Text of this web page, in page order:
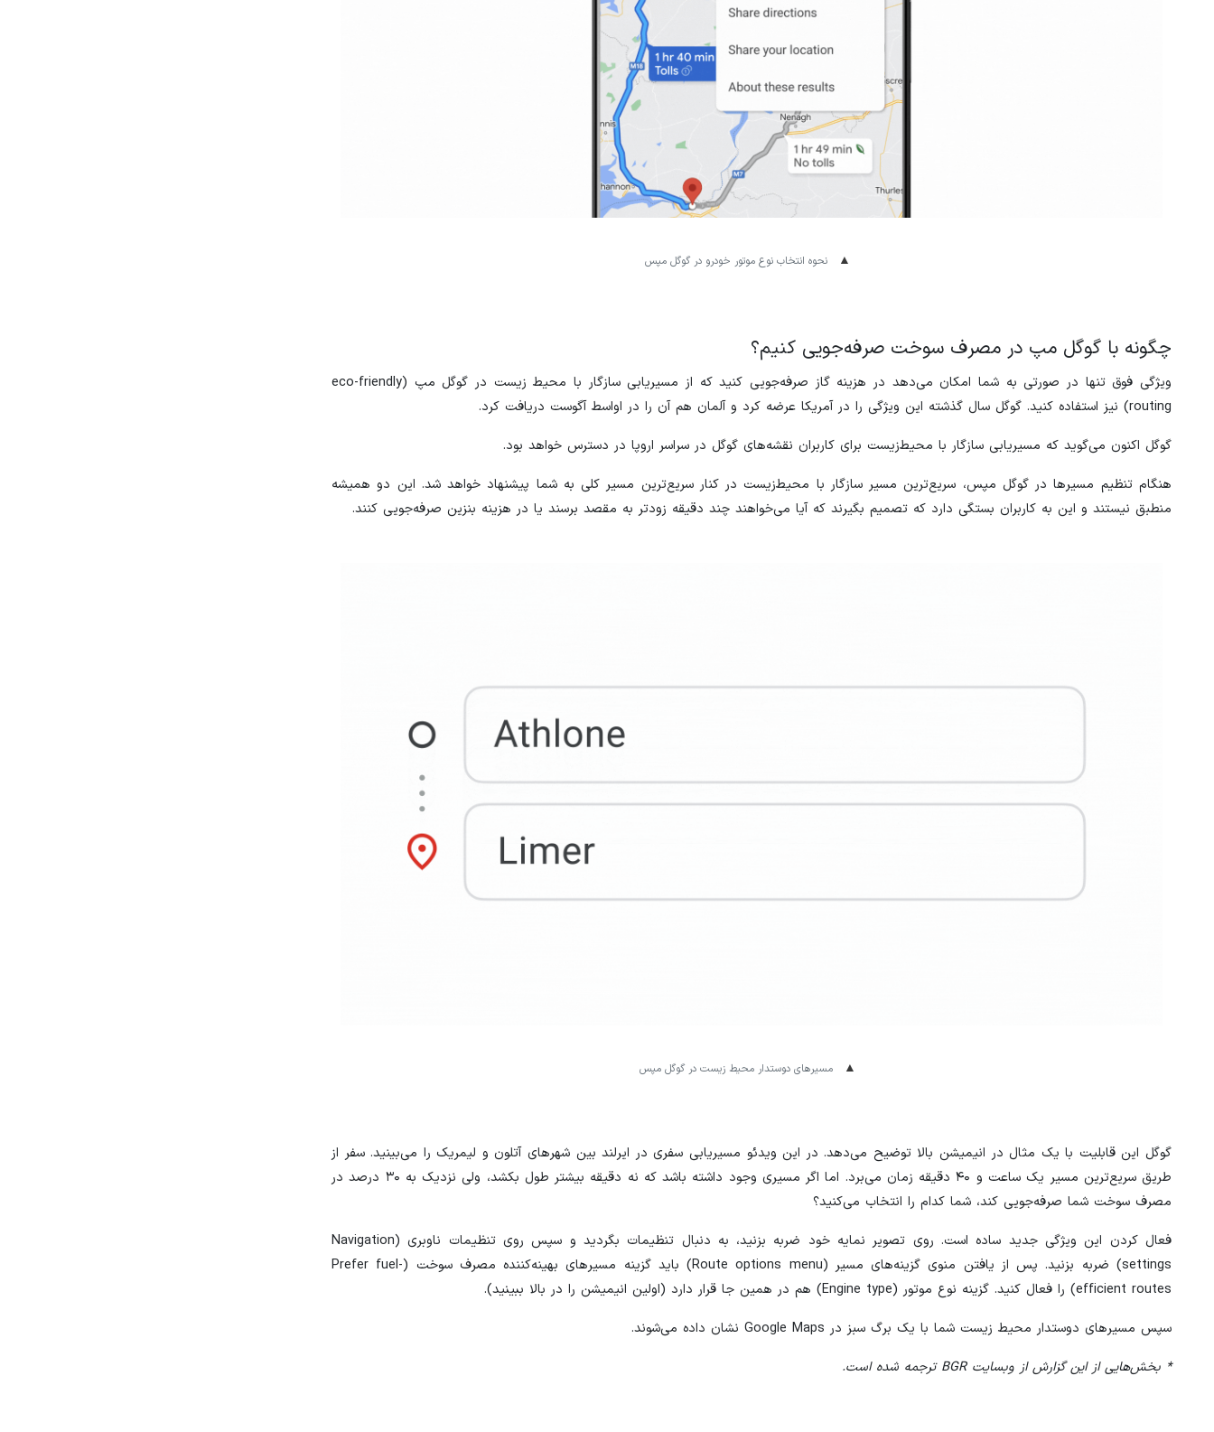
نحوه انتخاب نوع موتور خودرو در گوگل مپس
چگونه با گوگل مپ در مصرف سوخت صرفه‌جویی کنیم؟
ویژگی فوق تنها در صورتی به شما امکان می‌دهد در هزینه گاز صرفه‌جویی کنید که از مسیریابی سازگار با محیط زیست در گوگل مپ (eco-friendly
routing) نیز استفاده کنید. گوگل سال گذشته این ویژگی را در آمریکا عرضه کرد و آلمان هم آن را در اواسط آگوست دریافت کرد.
گوگل اکنون می‌گوید که مسیریابی سازگار با محیط‌زیست برای کاربران نقشه‌های گوگل در سراسر اروپا در دسترس خواهد بود.
هنگام تنظیم مسیرها در گوگل مپس، سریع‌ترین مسیر سازگار با محیط‌زیست در کنار سریع‌ترین مسیر کلی به شما پیشنهاد خواهد شد. این دو همیشه
منطبق نیستند و این به کاربران بستگی دارد که تصمیم بگیرند که آیا می‌خواهند چند دقیقه زودتر به مقصد برسند یا در هزینه بنزین صرفه‌جویی کنند.
مسیرهای دوستدار محیط زیست در گوگل مپس
گوگل این قابلیت با یک مثال در انیمیشن بالا توضیح می‌دهد. در این ویدئو مسیریابی سفری در ایرلند بین شهرهای آتلون و لیمریک را می‌بینید. سفر از
طریق سریع‌ترین مسیر یک ساعت و ۴۰ دقیقه زمان می‌برد. اما اگر مسیری وجود داشته باشد که نه دقیقه بیشتر طول بکشد، ولی نزدیک به ۳۰ درصد در
مصرف سوخت شما صرفه‌جویی کند، شما کدام را انتخاب می‌کنید؟
فعال کردن این ویژگی جدید ساده است. روی تصویر نمایه خود ضربه بزنید، به دنبال تنظیمات بگردید و سپس روی تنظیمات ناوبری (Navigation
settings) ضربه بزنید. پس از یافتن منوی گزینه‌های مسیر (Route options menu) باید گزینه مسیرهای بهینه‌کننده مصرف سوخت (Prefer fuel-
efficient routes) را فعال کنید. گزینه نوع موتور (Engine type) هم در همین جا قرار دارد (اولین انیمیشن را در بالا ببینید).
سپس مسیرهای دوستدار محیط زیست شما با یک برگ سبز در Google Maps نشان داده می‌شوند.
* بخش‌هایی از این گزارش از وبسایت BGR ترجمه شده است.